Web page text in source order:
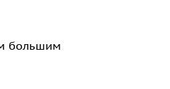
большим